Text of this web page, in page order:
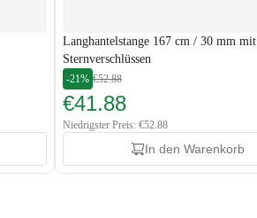
Langhantelstange 167 cm / 30 mm mit
Sternverschlüssen
-21% €52.88
€41.88
Niedrigster Preis: €52.88
In den Warenkorb